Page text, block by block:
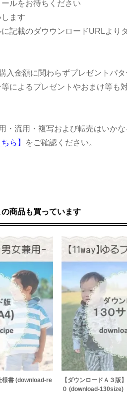
ルをお待ちください
ます
記載のダウウンロードURLより
入金額に関わらずプレゼントパタ
によるプレゼントやおまけ等も
・流用・複写および転売はいか
ちら 】 をご確認ください。
商品も買っています
様書 (download-re
【ダウンロードＡ３版
０ (download-130size)